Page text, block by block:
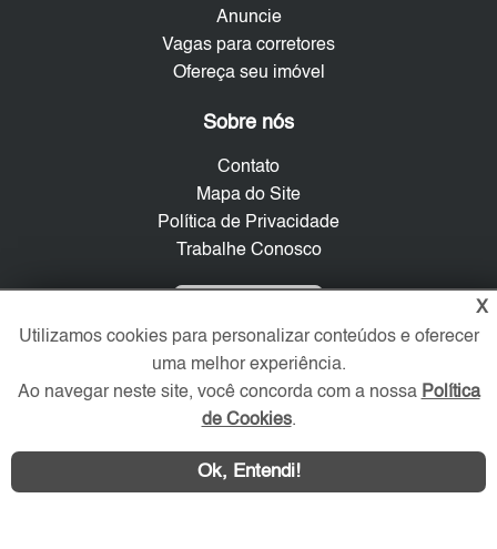
Anuncie
Vagas para corretores
Ofereça seu imóvel
Sobre nós
Contato
Mapa do Site
Política de Privacidade
Trabalhe Conosco
Redes Sociais
X
Utilizamos cookies para personalizar conteúdos e oferecer
uma melhor experiência.
Ao navegar neste site, você concorda com a nossa Política
de Cookies.
Ok, Entendi!